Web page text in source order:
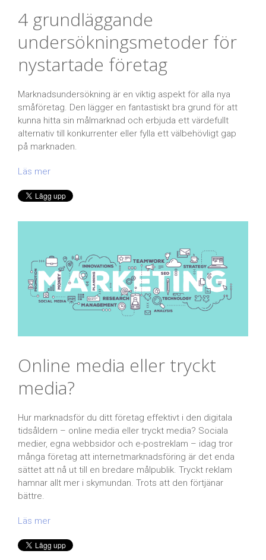
4 grundläggande
undersökningsmetoder för
nystartade företag
Marknadsundersökning är en viktig aspekt för alla nya
småföretag. Den lägger en fantastiskt bra grund för att
kunna hitta sin målmarknad och erbjuda ett värdefullt
alternativ till konkurrenter eller fylla ett välbehövligt gap
på marknaden.
Läs mer
Online media eller tryckt
media?
Hur marknadsför du ditt företag effektivt i den digitala
tidsåldern – online media eller tryckt media? Sociala
medier, egna webbsidor och e-postreklam – idag tror
många företag att internetmarknadsföring är det enda
sättet att nå ut till en bredare målpublik. Tryckt reklam
hamnar allt mer i skymundan. Trots att den förtjänar
bättre.
Läs mer